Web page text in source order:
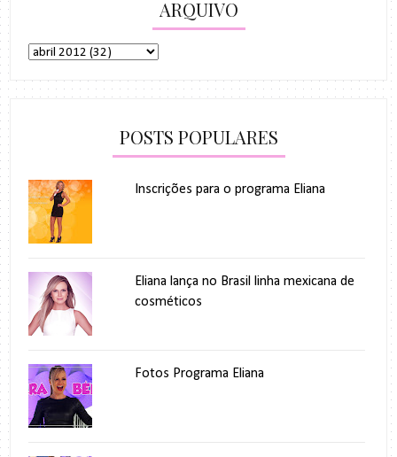
ARQUIVO
POSTS POPULARES
Inscrições para o programa Eliana
Eliana lança no Brasil linha mexicana de
cosméticos
Fotos Programa Eliana